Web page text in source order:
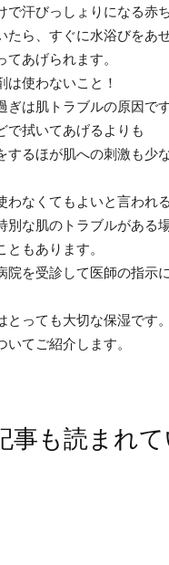
で汗びっしょりになる赤ち
たら、すぐに水浴びをあ
てあげられます。
は使わないこと！
ぎは肌トラブルの原因です
で拭いてあげるよりも
するほが肌への刺激も少
わなくてもよいと言われ
別な肌のトラブルがある
ともあります。
院を受診して医師の指示
とっても大切な保湿です。
いてご紹介します。
事も読まれ